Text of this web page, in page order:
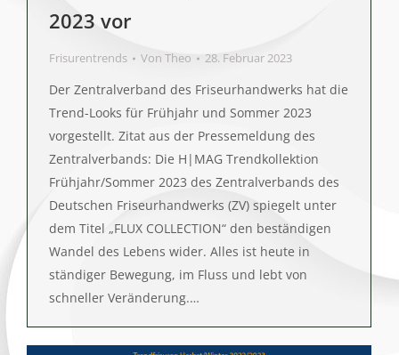
2023 vor
Frisurentrends Von Theo 28. Februar 2023
Der Zentralverband des Friseurhandwerks hat die
Trend-Looks für Frühjahr und Sommer 2023
vorgestellt. Zitat aus der Pressemeldung des
Zentralverbands: Die H|MAG Trendkollektion
Frühjahr/Sommer 2023 des Zentralverbands des
Deutschen Friseurhandwerks (ZV) spiegelt unter
dem Titel „FLUX COLLECTION“ den beständigen
Wandel des Lebens wider. Alles ist heute in
ständiger Bewegung, im Fluss und lebt von
schneller Veränderung.…